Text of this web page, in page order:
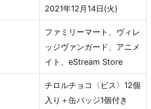
2021年12月14日(火)
ファミリーマート、ヴィレ
ッジヴァンガード、アニメ
イト、eStream Store
チロルチョコ〈ビス〉12個
入り＋缶バッジ1個付き